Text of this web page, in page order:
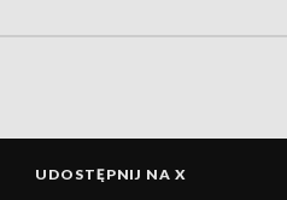
UDOSTĘPNIJ NA X